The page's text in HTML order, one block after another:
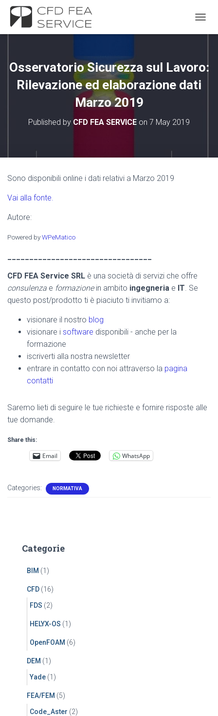
Osservatorio Sicurezza sul Lavoro:
Rilevazione ed elaborazione dati
Marzo 2019
Published by CFD FEA SERVICE on 7 May 2019
Sono disponibili online i dati relativi a Marzo 2019
Vai alla fonte.
Autore:
Powered byWPeMatico
CFD FEA Service SRL è una società di servizi che offre
consulenza e formazionein ambito ingegneria e IT. Se
questo post/prodotto ti è piaciuto ti invitiamo a:
visionare il nostro blog
visionare i software disponibili - anche per la
formazione
iscriverti alla nostra newsletter
entrare in contatto con noi attraverso la pagina
contatti
Saremo lieti di seguire le tue richieste e fornire risposte alle
tue domande.
Share this:
Email WhatsApp
Categories: NORMATIVA
Categorie
BIM (1)
CFD (16)
FDS (2)
HELYX-OS (1)
OpenFOAM (6)
DEM (1)
Yade (1)
FEA/FEM (5)
Code_Aster (2)